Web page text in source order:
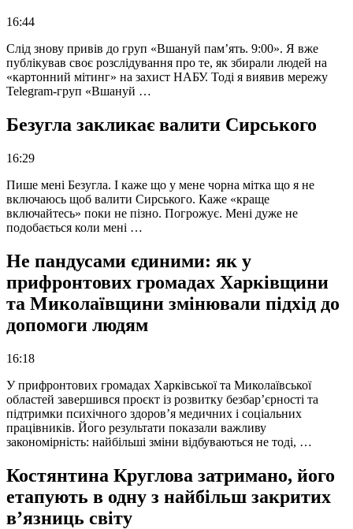
16:44
Слід знову привів до груп «Вшануй пам’ять. 9:00». Я вже
публікував своє розслідування про те, як збирали людей на
«картонний мітинг» на захист НАБУ. Тоді я виявив мережу
Telegram-груп «Вшануй …
Безугла закликає валити Сирського
16:29
Пише мені Безугла. І каже що у мене чорна мітка що я не
включаюсь щоб валити Сирського. Каже «краще
включайтесь» поки не пізно. Погрожує. Мені дуже не
подобається коли мені …
Не пандусами єдиними: як у
прифронтових громадах Харківщини
та Миколаївщини змінювали підхід до
допомоги людям
16:18
У прифронтових громадах Харківської та Миколаївської
областей завершився проєкт із розвитку безбар’єрності та
підтримки психічного здоров’я медичних і соціальних
працівників. Його результати показали важливу
закономірність: найбільші зміни відбуваються не тоді, …
Костянтина Круглова затримано, його
етапують в одну з найбільш закритих
в’язниць світу